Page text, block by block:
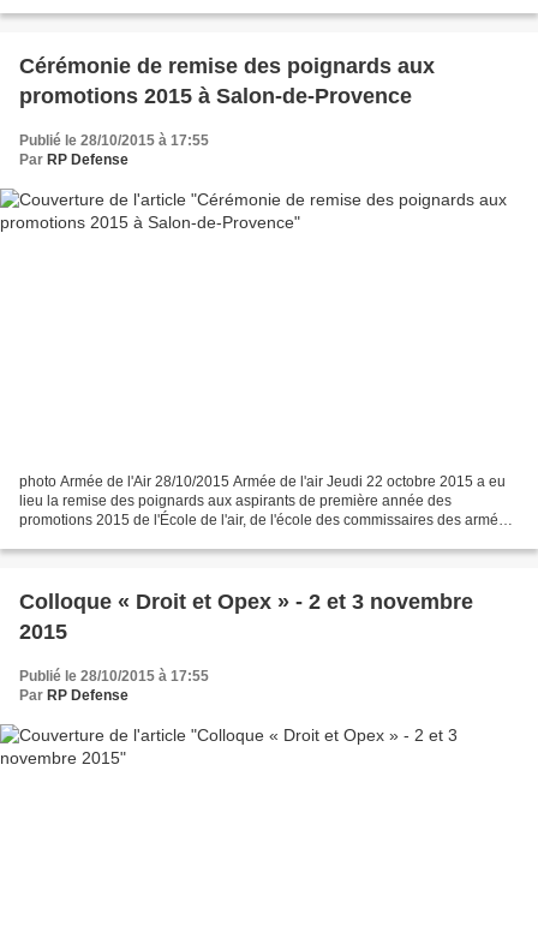
Cérémonie de remise des poignards aux
promotions 2015 à Salon-de-Provence
Publié le 28/10/2015 à 17:55
Par RP Defense
photo Armée de l'Air 28/10/2015 Armée de l'air Jeudi 22 octobre 2015 a eu
lieu la remise des poignards aux aspirants de première année des
promotions 2015 de l'École de l'air, de l'école des commissaires des armées
Colloque « Droit et Opex » - 2 et 3 novembre
2015
Publié le 28/10/2015 à 17:55
Par RP Defense